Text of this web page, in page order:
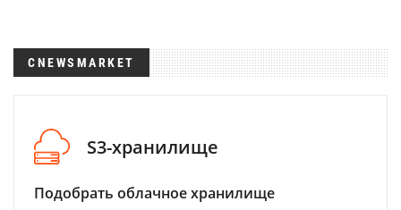
CNEWSMARKET
S3-хранилище
Подобрать облачное хранилище